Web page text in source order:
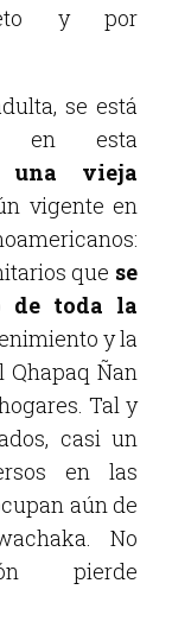
y por
se está
en esta
vieja
vigente en
que se
de toda la
y la
Qhapaq Ñan
Tal y
casi un
en las
aún de
No
pierde